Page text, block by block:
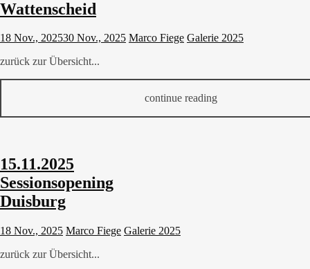
Wattenscheid
18 Nov., 202530 Nov., 2025 Marco Fiege Galerie 2025
zurück zur Übersicht...
continue reading
15.11.2025
Sessionsopening
Duisburg
18 Nov., 2025 Marco Fiege Galerie 2025
zurück zur Übersicht...